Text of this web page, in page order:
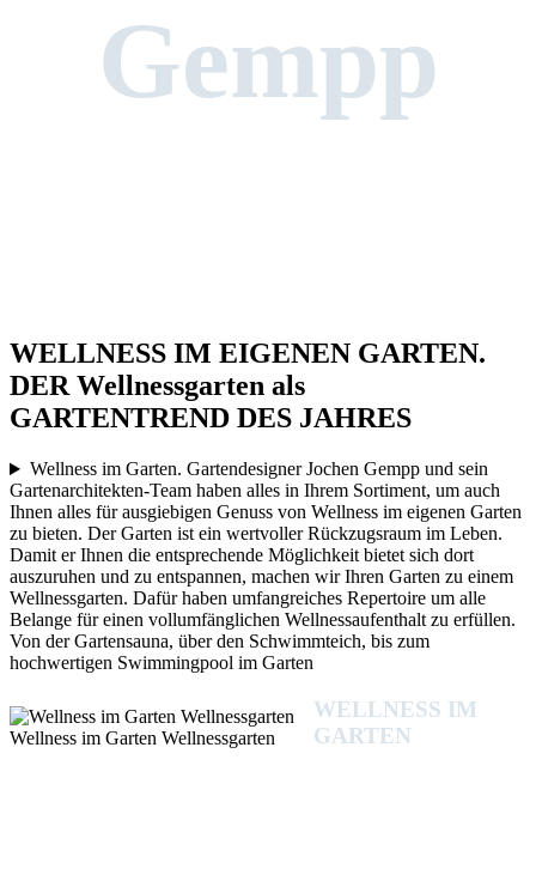
Gempp
WELLNESS IM EIGENEN GARTEN.
DER Wellnessgarten als
GARTENTREND DES JAHRES
Wellness im Garten. Gartendesigner Jochen Gempp und sein
Gartenarchitekten-Team haben alles in Ihrem Sortiment, um auch
Ihnen alles für ausgiebigen Genuss von Wellness im eigenen Garten
zu bieten. Der Garten ist ein wertvoller Rückzugsraum im Leben.
Damit er Ihnen die entsprechende Möglichkeit bietet sich dort
auszuruhen und zu entspannen, machen wir Ihren Garten zu einem
Wellnessgarten. Dafür haben umfangreiches Repertoire um alle
Belange für einen vollumfänglichen Wellnessaufenthalt zu erfüllen.
Von der Gartensauna, über den Schwimmteich, bis zum
hochwertigen Swimmingpool im Garten
Wellness im Garten Wellnessgarten
WELLNESS IM
GARTEN